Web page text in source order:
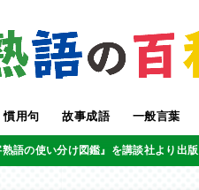
慣用句 故事成語 一般言葉
語の使い分け図鑑』を講談社より出版